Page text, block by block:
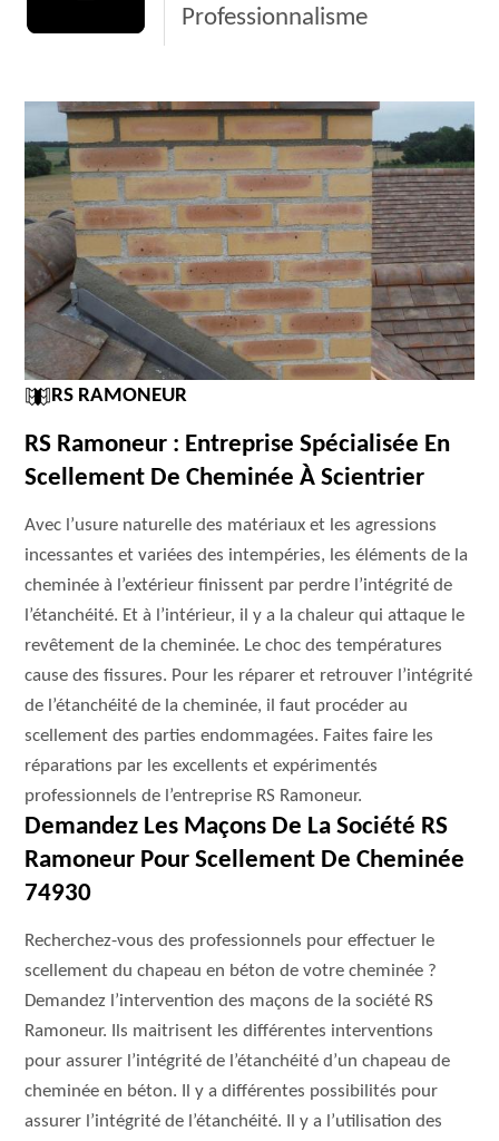
Professionnalisme
RS RAMONEUR
RS Ramoneur : Entreprise Spécialisée En
Scellement De Cheminée À Scientrier
Avec l’usure naturelle des matériaux et les agressions
incessantes et variées des intempéries, les éléments de la
cheminée à l’extérieur finissent par perdre l’intégrité de
l’étanchéité. Et à l’intérieur, il y a la chaleur qui attaque le
revêtement de la cheminée. Le choc des températures
cause des fissures. Pour les réparer et retrouver l’intégrité
de l’étanchéité de la cheminée, il faut procéder au
scellement des parties endommagées. Faites faire les
réparations par les excellents et expérimentés
professionnels de l’entreprise RS Ramoneur.
Demandez Les Maçons De La Société RS
Ramoneur Pour Scellement De Cheminée
74930
Recherchez-vous des professionnels pour effectuer le
scellement du chapeau en béton de votre cheminée ?
Demandez l’intervention des maçons de la société RS
Ramoneur. Ils maitrisent les différentes interventions
pour assurer l’intégrité de l’étanchéité d’un chapeau de
cheminée en béton. Il y a différentes possibilités pour
assurer l’intégrité de l’étanchéité. Il y a l’utilisation des